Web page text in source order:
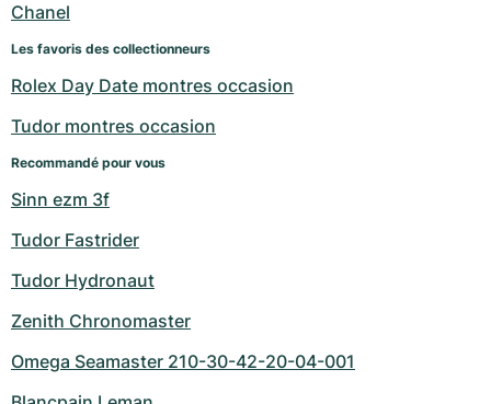
Montres d'occasion
Montres pour femmes
Montres d'occasion
Montres pour femmes
Chanel
Les favoris des collectionneurs
Rolex Day Date montres occasion
Tudor montres occasion
Recommandé pour vous
Sinn ezm 3f
Tudor Fastrider
Tudor Hydronaut
Zenith Chronomaster
Omega Seamaster 210-30-42-20-04-001